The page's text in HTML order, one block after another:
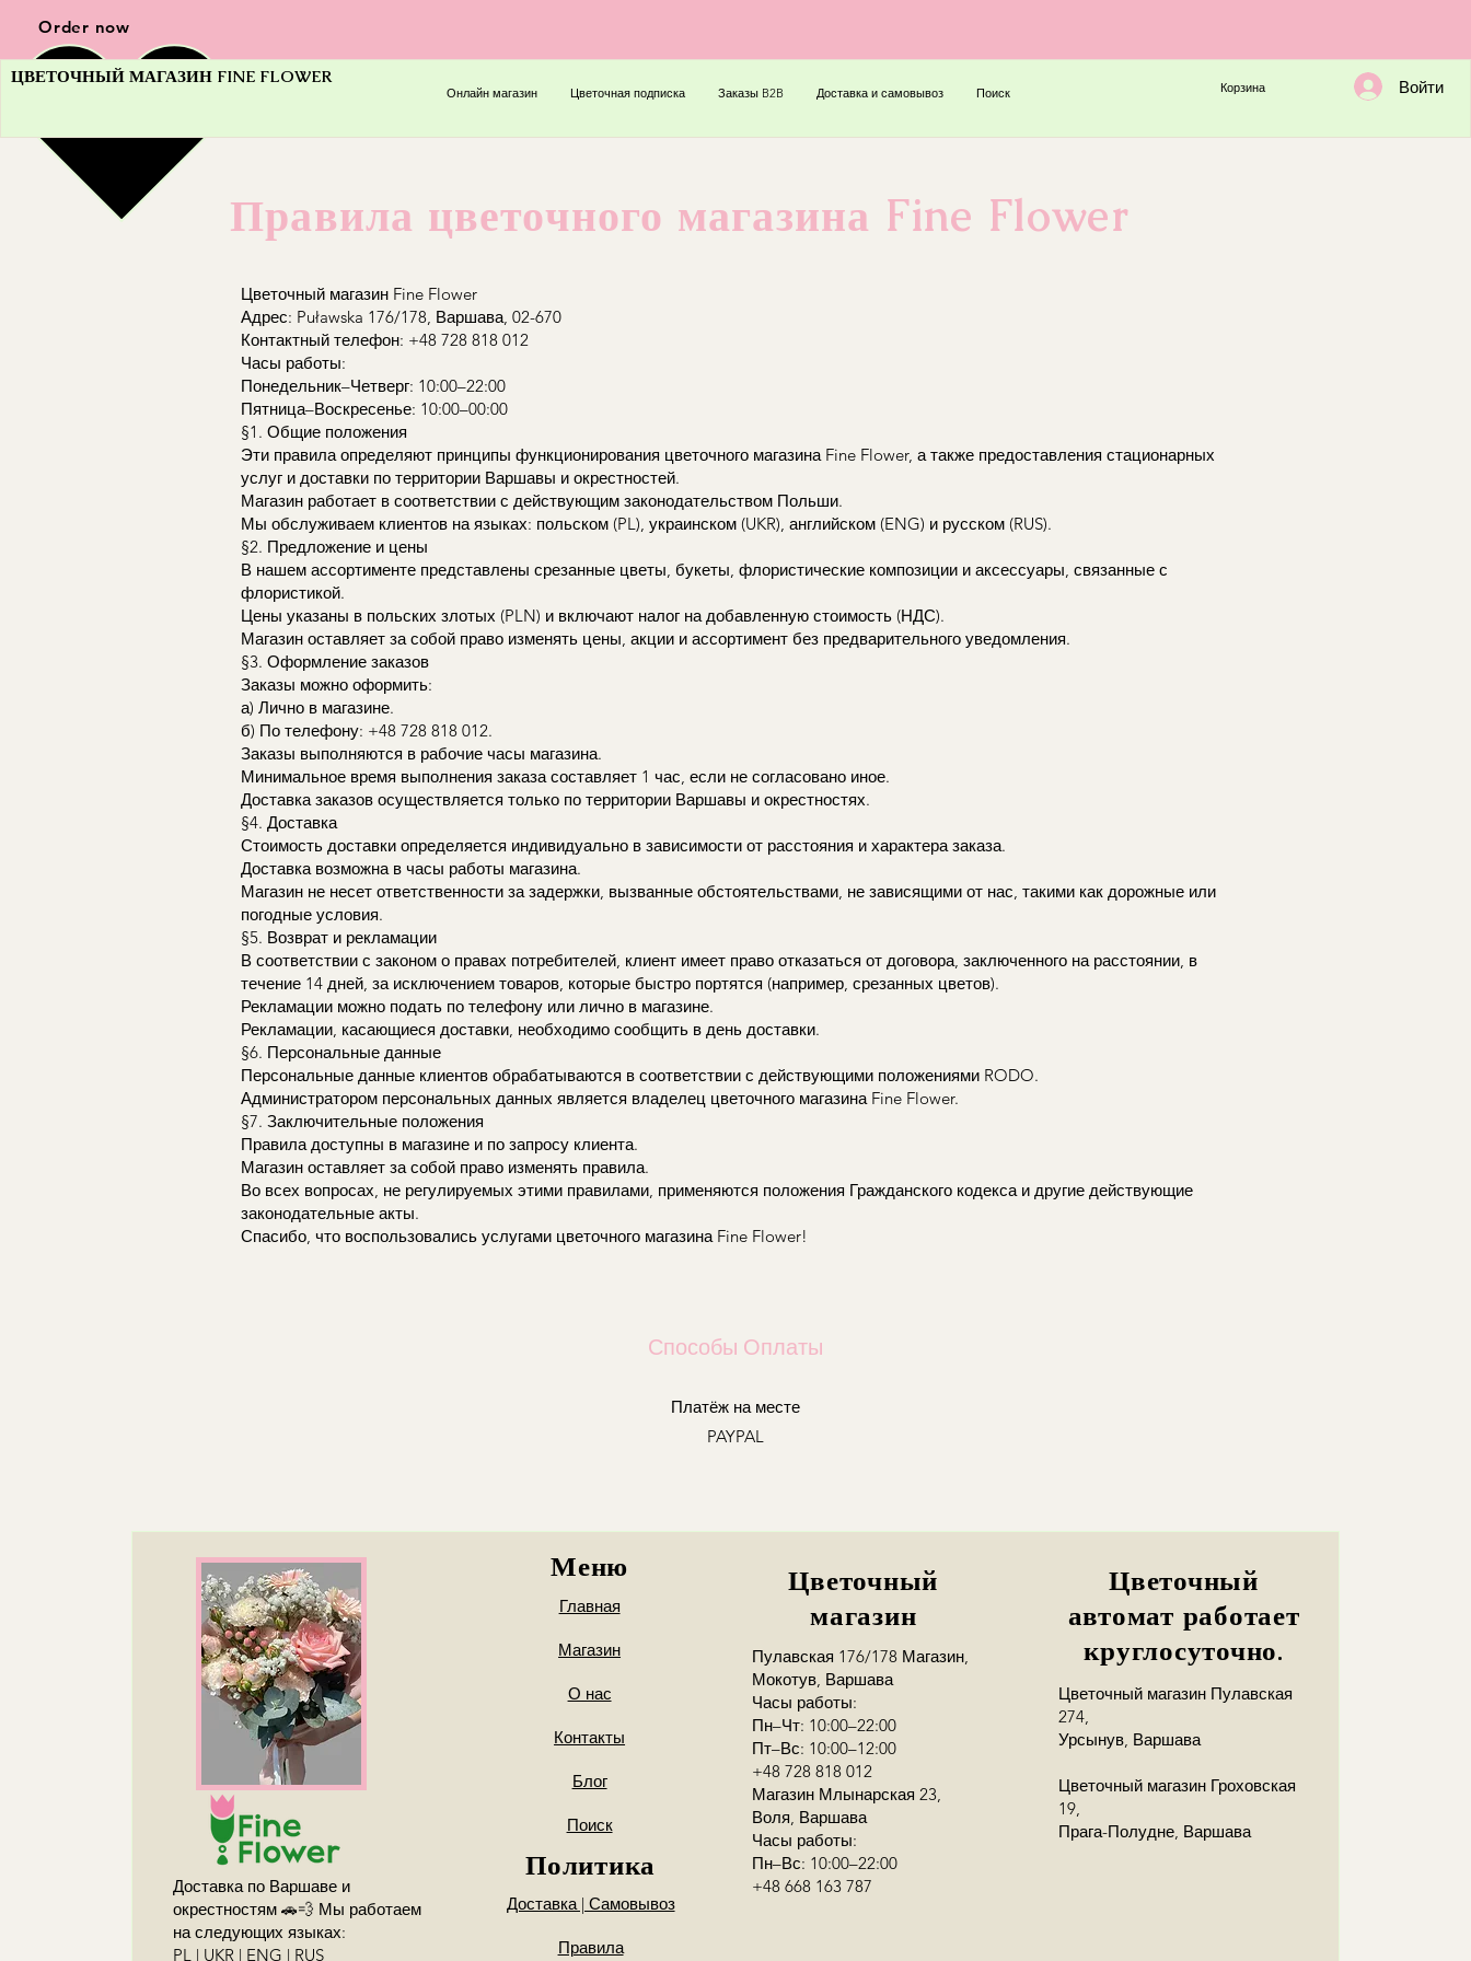
Order now
ЦВЕТОЧНЫЙ МАГАЗИН FINE FLOWER
Онлайн магазин Цветочная подписка Заказы B2B Доставка и самовывоз Поиск Корзина Войти
Правила цветочного магазина Fine Flower
Цветочный магазин Fine Flower
Адрес: Puławska 176/178, Варшава, 02-670
Контактный телефон: +48 728 818 012
Часы работы:
Понедельник–Четверг: 10:00–22:00
Пятница–Воскресенье: 10:00–00:00
§1. Общие положения
Эти правила определяют принципы функционирования цветочного магазина Fine Flower, а также предоставления стационарных
услуг и доставки по территории Варшавы и окрестностей.
Магазин работает в соответствии с действующим законодательством Польши.
Мы обслуживаем клиентов на языках: польском (PL), украинском (UKR), английском (ENG) и русском (RUS).
§2. Предложение и цены
В нашем ассортименте представлены срезанные цветы, букеты, флористические композиции и аксессуары, связанные с
флористикой.
Цены указаны в польских злотых (PLN) и включают налог на добавленную стоимость (НДС).
Магазин оставляет за собой право изменять цены, акции и ассортимент без предварительного уведомления.
§3. Оформление заказов
Заказы можно оформить:
а) Лично в магазине.
б) По телефону: +48 728 818 012.
Заказы выполняются в рабочие часы магазина.
Минимальное время выполнения заказа составляет 1 час, если не согласовано иное.
Доставка заказов осуществляется только по территории Варшавы и окрестностях.
§4. Доставка
Стоимость доставки определяется индивидуально в зависимости от расстояния и характера заказа.
Доставка возможна в часы работы магазина.
Магазин не несет ответственности за задержки, вызванные обстоятельствами, не зависящими от нас, такими как дорожные или
погодные условия.
§5. Возврат и рекламации
В соответствии с законом о правах потребителей, клиент имеет право отказаться от договора, заключенного на расстоянии, в
течение 14 дней, за исключением товаров, которые быстро портятся (например, срезанных цветов).
Рекламации можно подать по телефону или лично в магазине.
Рекламации, касающиеся доставки, необходимо сообщить в день доставки.
§6. Персональные данные
Персональные данные клиентов обрабатываются в соответствии с действующими положениями RODO.
Администратором персональных данных является владелец цветочного магазина Fine Flower.
§7. Заключительные положения
Правила доступны в магазине и по запросу клиента.
Магазин оставляет за собой право изменять правила.
Во всех вопросах, не регулируемых этими правилами, применяются положения Гражданского кодекса и другие действующие
законодательные акты.
Спасибо, что воспользовались услугами цветочного магазина Fine Flower!
Способы Оплаты
Платёж на месте
PAYPAL
Доставка по Варшаве и
окрестностям 🚗💨 Мы работаем
на следующих языках:
PL | UKR | ENG | RUS
Меню
Главная
Магазин
О нас
Контакты
Блог
Поиск
Политика
Доставка | Самовывоз
Правила
Цветочный
магазин
Пулавская 176/178 Магазин,
Мокотув, Варшава
Часы работы:
Пн–Чт: 10:00–22:00
Пт–Вс: 10:00–12:00
+48 728 818 012
Магазин Млынарская 23,
Воля, Варшава
Часы работы:
Пн–Вс: 10:00–22:00
+48 668 163 787
Цветочный
автомат работает
круглосуточно.
Цветочный магазин Пулавская
274,
Урсынув, Варшава
Цветочный магазин Гроховская
19,
Прага-Полудне, Варшава